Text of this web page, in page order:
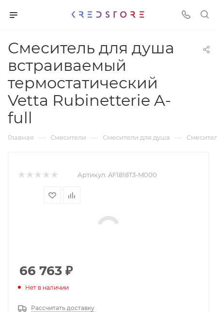
Смеситель для душа
встраиваемый
термостатический
Vetta Rubinetterie A-
full
Главная — Смесители — Смесители для душа —
Артикул: AF1818T3-M000
66 763 ₽
Нет в наличии
Рассчитать доставку